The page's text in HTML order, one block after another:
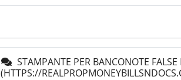
STAMPANTE PER BANCONOTE
(HTTPS://